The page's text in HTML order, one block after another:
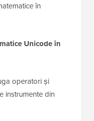
în
Unicode în
operatori și
instrumente din